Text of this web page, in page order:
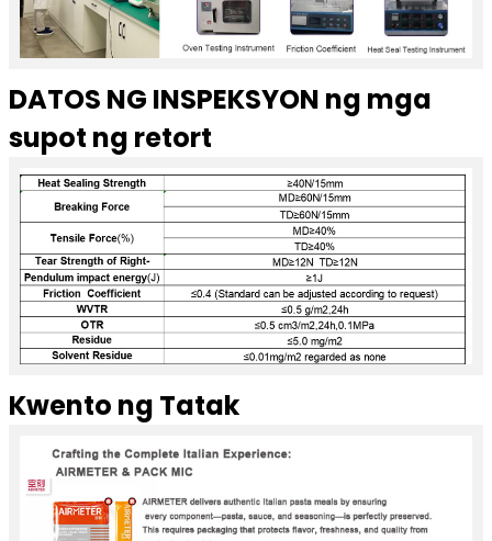
DATOS NG INSPEKSYON ng mga
supot ng retort
Kwento ng Tatak